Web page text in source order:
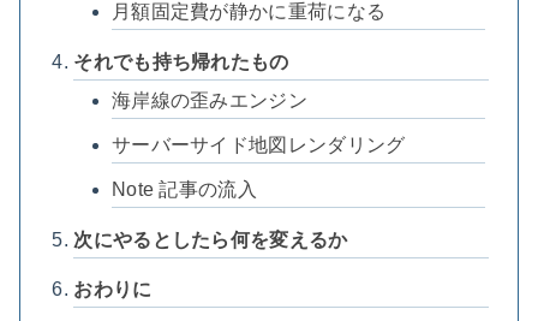
月額固定費が静かに重荷になる
それでも持ち帰れたもの
海岸線の歪みエンジン
サーバーサイド地図レンダリング
Note 記事の流入
次にやるとしたら何を変えるか
おわりに